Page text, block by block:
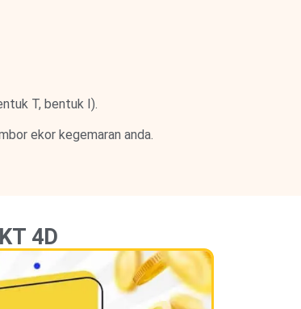
T, bentuk I).
ekor kegemaran anda.
4D